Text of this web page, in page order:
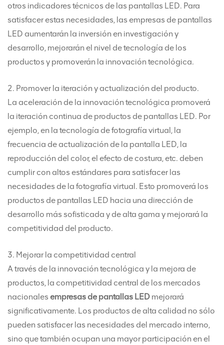
otros indicadores técnicos de las pantallas LED. Para
satisfacer estas necesidades, las empresas de pantallas
LED aumentarán la inversión en investigación y
desarrollo, mejorarán el nivel de tecnología de los
productos y promoverán la innovación tecnológica.
2. Promover la iteración y actualización del producto.
La aceleración de la innovación tecnológica promoverá
la iteración continua de productos de pantallas LED. Por
ejemplo, en la tecnología de fotografía virtual, la
frecuencia de actualización de la pantalla LED, la
reproducción del color, el efecto de costura, etc. deben
cumplir con altos estándares para satisfacer las
necesidades de la fotografía virtual. Esto promoverá los
productos de pantallas LED hacia una dirección de
desarrollo más sofisticada y de alta gama y mejorará la
competitividad del producto.
3. Mejorar la competitividad central
A través de la innovación tecnológica y la mejora de
productos, la competitividad central de los mercados
nacionales empresas de pantallas LED mejorará
significativamente. Los productos de alta calidad no sólo
pueden satisfacer las necesidades del mercado interno,
sino que también ocupan una mayor participación en el